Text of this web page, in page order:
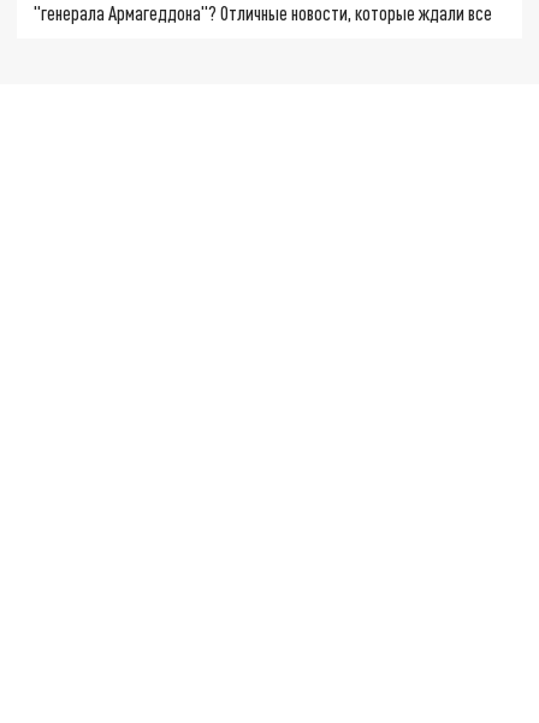
"генерала Армагеддона"? Отличные новости, которые ждали все